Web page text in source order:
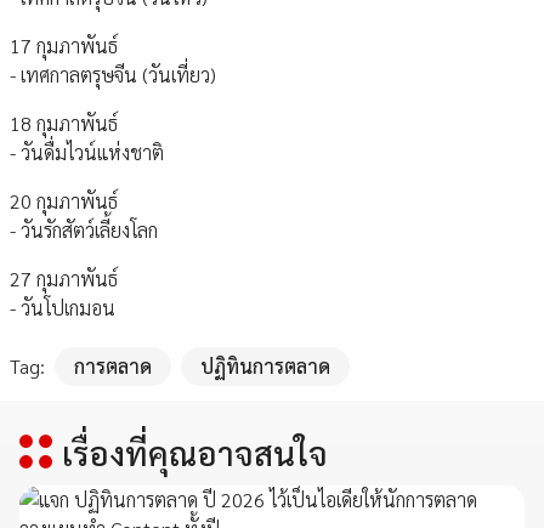
17 กุมภาพันธ์
- เทศกาลตรุษจีน (วันเที่ยว)
18 กุมภาพันธ์
- วันดื่มไวน์แห่งชาติ
20 กุมภาพันธ์
- วันรักสัตว์เลี้ยงโลก
27 กุมภาพันธ์
- วันโปเกมอน
Tag: การตลาด ปฏิทินการตลาด
เรื่องที่คุณอาจสนใจ